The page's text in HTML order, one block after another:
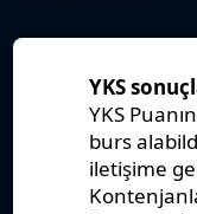
IUS Statüs
Yönetmelikler
Kanunlar